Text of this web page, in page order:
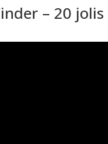
– 20 jolis